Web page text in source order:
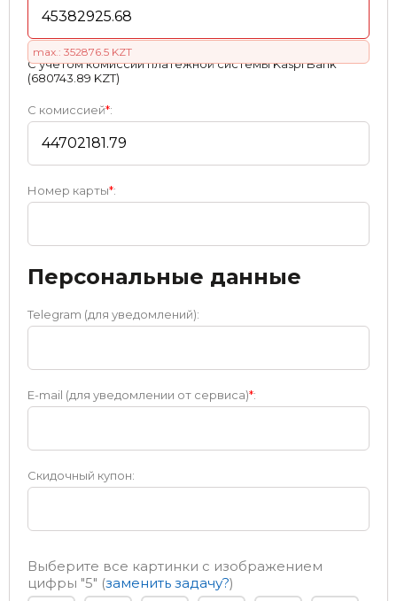
max.: 352876.5 KZT
С учетом комиссии платежной системы Kaspi Bank
(680743.89 KZT)
С комиссией*:
Номер карты*:
Персональные данные
Telegram (для уведомлений):
E-mail (для уведомлении от сервиса)*:
Скидочный купон:
Выберите все картинки с изображением
цифры "5" (заменить задачу?)